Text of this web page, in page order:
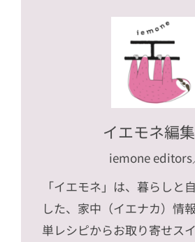
イエモネ編
iemone editors
「イエモネ」は、暮らしと
した、家中（イエナカ）情
単レシピからお取り寄せス